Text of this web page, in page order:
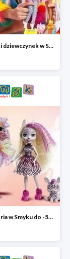
Ulubione lalki dziewczynek w Smyku do -45%
Lalki i akcesoria w Smyku do -52%